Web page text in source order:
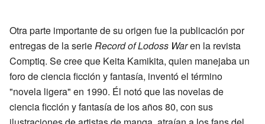
Otra parte importante de su origen fue la publicación por
entregas de la serie Record of Lodoss Waren la revista
Comptiq. Se cree que Keita Kamikita, quien manejaba un
foro de ciencia ficción y fantasía, inventó el término
"novela ligera" en 1990. Él notó que las novelas de
ciencia ficción y fantasía de los años 80, con sus